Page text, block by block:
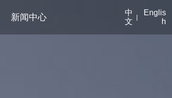
新闻中心
中
文
|
Englis
h